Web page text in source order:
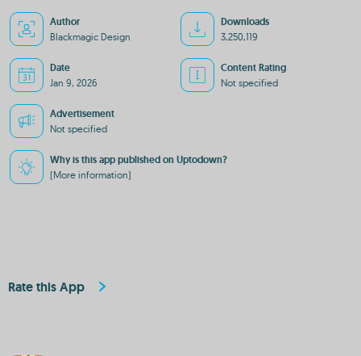
Author
Blackmagic Design
Downloads
3,250,119
Date
Jan 9, 2026
Content Rating
Not specified
Advertisement
Not specified
Why is this app published on Uptodown?
(More information)
Rate this App